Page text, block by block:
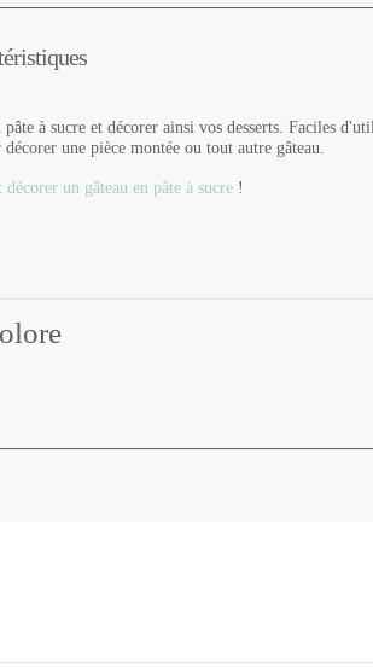
pâte à sucre et décorer ainsi vos desserts. Faciles
une pièce montée ou tout autre gâteau.
décorer un gâteau en pâte à sucre !